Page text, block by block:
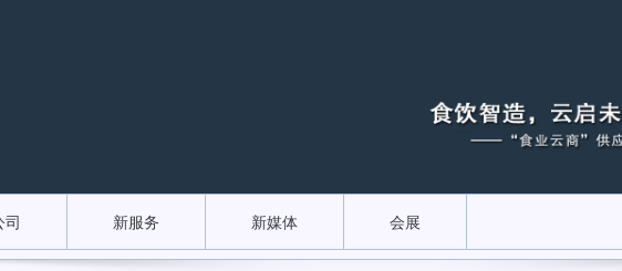
司 新服务 新媒体 会展